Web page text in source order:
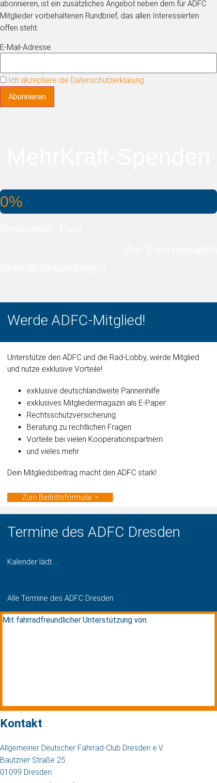
abonnieren, ist ein zusätzliches Angebot neben dem für ADFC
Mitglieder vorbehaltenen Rundbrief, das allen Interessierten
offen steht.
E-Mail-Adresse
Ich akzeptiere die Datenschutzerklärung.
0%
Werde ADFC-Mitglied!
Unterstütze den ADFC und die Rad-Lobby, werde Mitglied
und nutze exklusive Vorteile!
exklusive deutschlandweite Pannenhilfe
exklusives Mitgliedermagazin als E-Paper
Rechtsschutzversicherung
Beratung zu rechtlichen Fragen
Vorteile bei vielen Kooperationspartnern
und vieles mehr
Dein Mitgliedsbeitrag macht den ADFC stark!
Zum Beitrittsformular >
Termine des ADFC Dresden
Kalender lädt ...
Alle Termine des ADFC Dresden
Mit fahrradfreundlicher Unterstützung von:
Kontakt
Allgemeiner Deutscher Fahrrad-Club Dresden e.V.
Bautzner Straße 25
01099 Dresden